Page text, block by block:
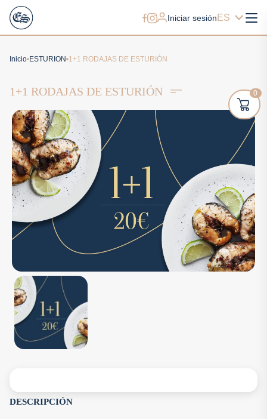
Iniciar sesión ES
Inicio ESTURION 1+1 RODAJAS DE ESTURIÓN
1+1 RODAJAS DE ESTURIÓN
DESCRIPCIÓN
0